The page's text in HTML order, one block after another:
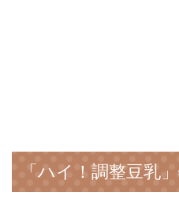
「ハイ！調整豆乳